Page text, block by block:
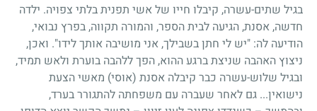
בגיל שתים-עשרה, קיבלו חייו של אשי תפנית בלתי צפויה. ילדה
חדשה, אסנת, הגיעה לבית הספר, והמורה תקווה, בפרץ נבואי,
הודיעה לה: "יש לי חתן בשבילך, אני מושיבה אותך לידו". ואכן,
ניצוץ האהבה שניצת ברגע ההוא, הפך ללהבה בוערת ולאש תמיד,
ובגיל שלוש-עשרה כבר קיבלה אסנת (אוסי) מאשי הצעת
נישואין... גם לאחר שעברה עם משפחתה להתגורר בערד,